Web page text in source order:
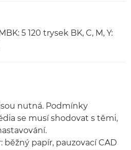
5 120 trysek BK, C, M, Y:
nutná. Podmínky
se musí shodovat s těmi,
běžný papír, pauzovací CAD